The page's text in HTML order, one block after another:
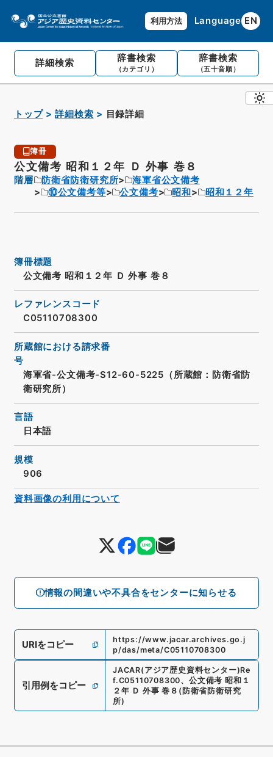
利用方法 Language EN
詳細検索 辞書検索
（カテゴリ）
辞書検索
（五十音順）
トップ 詳細検索 目録詳細
簿冊
公文備考 昭和１２年 Ｄ 外事 巻８
階層 防衛省防衛研究所
海軍省公文備考
⑩公文備考等
公文備考 昭和 昭和１２年
情報の間違いや不具合をセンターに知らせる
簿冊標題
公文備考 昭和１２年 Ｄ 外事 巻８
レファレンスコード
C05110708300
所蔵館における請求番
号
海軍省-公文備考-S12-60-5225（所蔵館：防衛省防
衛研究所）
言語
日本語
規模
906
URIをコピー
https://www.jacar.archives.go.j
p/das/meta/C05110708300
引用例をコピー
JACAR(アジア歴史資料センター)Re
f.C05110708300、 公文備考 昭和１
２年 Ｄ 外事 巻８ ( 防衛省防衛研究
所)
資料画像の利用について